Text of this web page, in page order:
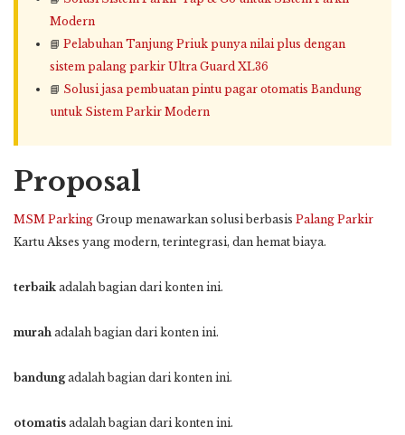
Modern
📘 Pelabuhan Tanjung Priuk punya nilai plus dengan
sistem palang parkir Ultra Guard XL36
📘 Solusi jasa pembuatan pintu pagar otomatis Bandung
untuk Sistem Parkir Modern
Proposal
MSM Parking Group menawarkan solusi berbasis Palang Parkir
Kartu Akses yang modern, terintegrasi, dan hemat biaya.
terbaik adalah bagian dari konten ini.
murah adalah bagian dari konten ini.
bandungadalah bagian dari konten ini.
otomatis adalah bagian dari konten ini.